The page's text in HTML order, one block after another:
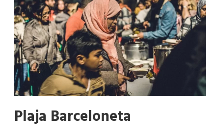
Plaja Barceloneta